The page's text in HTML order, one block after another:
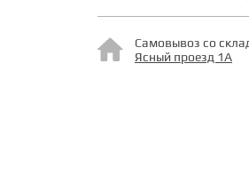
Самовывоз со
Ясный проезд 1А